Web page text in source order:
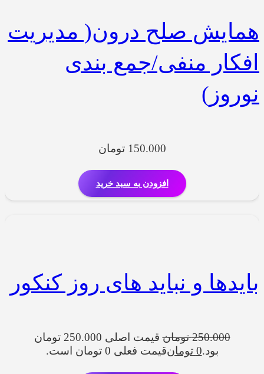
همایش صلح درون( مدیریت
افکار منفی/جمع بندی
نوروز)
150.000 تومان
افزودن به سبد خرید
بایدها و نباید های روز کنکور
250.000 تومان
قیمت اصلی 250.000 تومان
بود.0 تومانقیمت فعلی 0 تومان است.